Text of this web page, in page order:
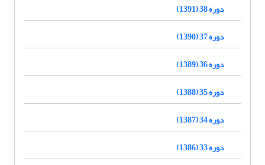
دوره 38 (1391)
دوره 37 (1390)
دوره 36 (1389)
دوره 35 (1388)
دوره 34 (1387)
دوره 33 (1386)